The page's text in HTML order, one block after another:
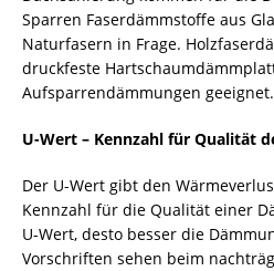
Sparren Faserdämmstoffe aus
Naturfasern in Frage.
druckfeste
Aufsparrendämmungen geeignet.
U-Wert – Kennzahl für Qualität
Der U-Wert gibt den
Kennzahl für die Qualität einer
U-Wert, desto besser die
Vorschriften sehen beim